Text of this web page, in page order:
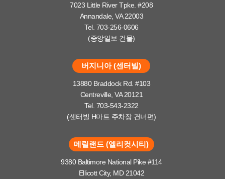
7023 Little River Tpke. #208
Annandale, VA 22003
Tel. 703-256-0606
(중앙일보 건물)
버지니아 (센터빌)
13880 Braddock Rd. #103
Centreville, VA 20121
Tel. 703-543-2322
(센터빌 H마트 주차장 건너편)
메릴랜드 (엘리컷시티)
9380 Baltimore National Pike #114
Ellicott City, MD 21042